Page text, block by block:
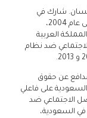
شارك في
الاحتجاجات وأنشطة المعارضة في جامعة حلب حتى عام 2004،
العربية
ضد نظام
كمدافع عن حقوق
على فاعلي
الاجتماعي ضد
السعودية،